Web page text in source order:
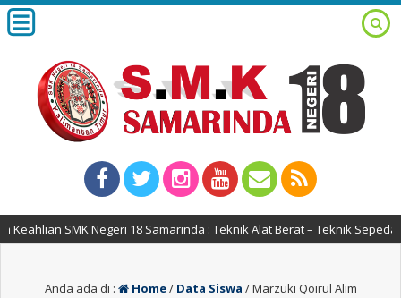
SMK Negeri 18 Samarinda : Teknik Alat Berat – Teknik Sepeda
Anda ada di : Home/ Data Siswa /Marzuki Qoirul Alim